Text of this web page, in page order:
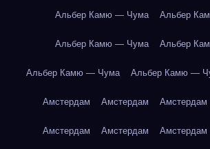
Альбер Камю — Чума Альбер
Альбер Камю — Чума Альбер
Альбер Камю — Чума Альбер Камю —
Амстердам Амстердам Амстердам
Амстердам Амстердам Амстердам